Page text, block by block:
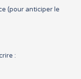
(pour anticiper le
: